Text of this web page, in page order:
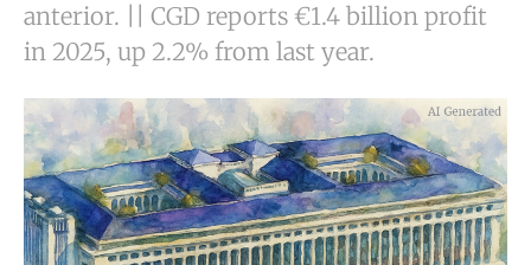
anterior. || CGD reports €1.4 billion profit
in 2025, up 2.2% from last year.